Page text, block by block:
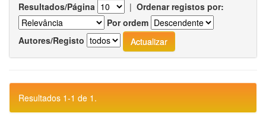
Resultados/Página | Ordenar registos por:
Por ordem
Autores/Registo
Resultados 1-1 de 1.